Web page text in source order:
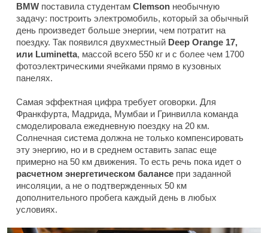
BMW поставила студентам Clemson необычную
задачу: построить электромобиль, который за обычный
день произведет больше энергии, чем потратит на
поездку. Так появился двухместный Deep Orange 17,
или Luminetta, массой всего 550 кг и с более чем 1700
фотоэлектрическими ячейками прямо в кузовных
панелях.
Самая эффектная цифра требует оговорки. Для
Франкфурта, Мадрида, Мумбаи и Гринвилла команда
смоделировала ежедневную поездку на 20 км.
Солнечная система должна не только компенсировать
эту энергию, но и в среднем оставить запас еще
примерно на 50 км движения. То есть речь пока идет о
расчетном энергетическом балансе при заданной
инсоляции, а не о подтвержденных 50 км
дополнительного пробега каждый день в любых
условиях.